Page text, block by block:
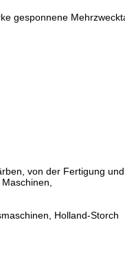
gesponnene
von der Fertigung
Holland-Storch